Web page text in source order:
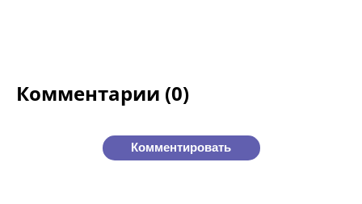
Комментарии (0)
Комментировать